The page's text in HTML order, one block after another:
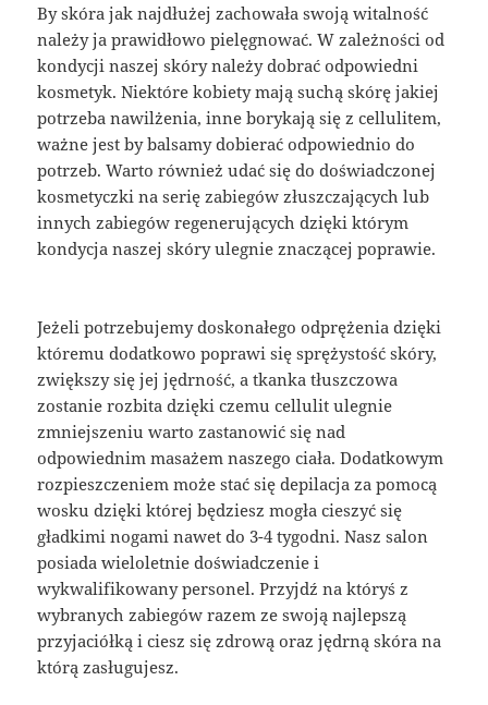
By skóra jak najdłużej zachowała swoją witalność
należy ja prawidłowo pielęgnować. W zależności od
kondycji naszej skóry należy dobrać odpowiedni
kosmetyk. Niektóre kobiety mają suchą skórę jakiej
potrzeba nawilżenia, inne borykają się z cellulitem,
ważne jest by balsamy dobierać odpowiednio do
potrzeb. Warto również udać się do doświadczonej
kosmetyczki na serię zabiegów złuszczających lub
innych zabiegów regenerujących dzięki którym
kondycja naszej skóry ulegnie znaczącej poprawie.
Jeżeli potrzebujemy doskonałego odprężenia dzięki
któremu dodatkowo poprawi się sprężystość skóry,
zwiększy się jej jędrność, a tkanka tłuszczowa
zostanie rozbita dzięki czemu cellulit ulegnie
zmniejszeniu warto zastanowić się nad
odpowiednim masażem naszego ciała. Dodatkowym
rozpieszczeniem może stać się depilacja za pomocą
wosku dzięki której będziesz mogła cieszyć się
gładkimi nogami nawet do 3-4 tygodni. Nasz salon
posiada wieloletnie doświadczenie i
wykwalifikowany personel. Przyjdź na któryś z
wybranych zabiegów razem ze swoją najlepszą
przyjaciółką i ciesz się zdrową oraz jędrną skóra na
którą zasługujesz.